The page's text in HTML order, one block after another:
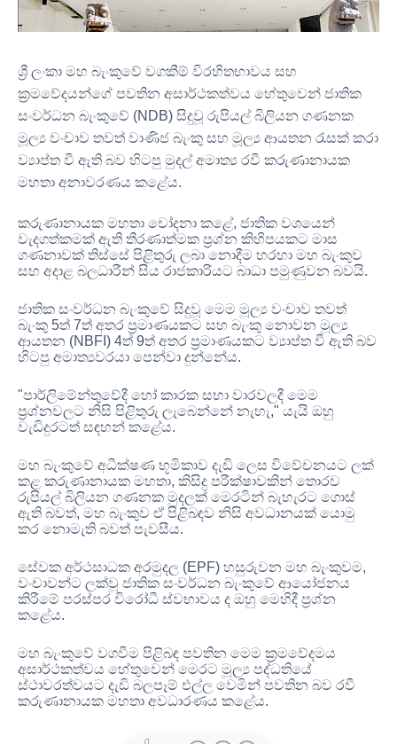
ශ්‍රී ලංකා මහ බැංකුවේ වගකීම් විරහිතභාවය සහ
ක්‍රමවේදයන්ගේ පවතින අසාර්ථකත්වය හේතුවෙන් ජාතික
සංවර්ධන බැංකුවේ (NDB) සිදුවූ රුපියල් බිලියන ගණනක
මූල්‍ය වංචාව තවත් වාණිජ බැංකු සහ මූල්‍ය ආයතන රැසක් කරා
ව්‍යාප්ත වී ඇති බව හිටපු මුදල් අමාත්‍ය රවී කරුණානායක
මහතා අනාවරණය කළේය.
කරුණානායක මහතා චෝදනා කළේ, ජාතික වශයෙන්
වැදගත්කමක් ඇති තීරණාත්මක ප්‍රශ්න කිහිපයකට මාස
ගණනාවක් තිස්සේ පිළිතුරු ලබා නොදීම හරහා මහ බැංකුව
සහ අදාළ බලධාරීන් සිය රාජකාරියට බාධා පමුණුවන බවයි.
ජාතික සංවර්ධන බැංකුවේ සිදුවූ මෙම මූල්‍ය වංචාව තවත්
බැංකු 5ත් 7ත් අතර ප්‍රමාණයකට සහ බැංකු නොවන මූල්‍ය
ආයතන (NBFI) 4ත් 9ත් අතර ප්‍රමාණයකට ව්‍යාප්ත වී ඇති බව
හිටපු අමාත්‍යවරයා පෙන්වා දුන්නේය.
"පාර්ලිමේන්තුවේදී හෝ කාරක සභා වාරවලදී මෙම
ප්‍රශ්නවලට නිසි පිළිතුරු ලැබෙන්නේ නැහැ," යැයි ඔහු
වැඩිදුරටත් සඳහන් කළේය.
මහ බැංකුවේ අධීක්ෂණ භූමිකාව දැඩි ලෙස විවේචනයට ලක්
කළ කරුණානායක මහතා, කිසිදු පරීක්ෂාවකින් තොරව
රුපියල් බිලියන ගණනක මුදලක් මෙරටින් බැහැරට ගොස්
ඇති බවත්, මහ බැංකුව ඒ පිළිබඳව නිසි අවධානයක් යොමු
කර නොමැති බවත් පැවසීය.
සේවක අර්ථසාධක අරමුදල (EPF) හසුරුවන මහ බැංකුවම,
වංචාවන්ට ලක්වූ ජාතික සංවර්ධන බැංකුවේ ආයෝජනය
කිරීමේ පරස්පර විරෝධී ස්වභාවය ද ඔහු මෙහිදී ප්‍රශ්න
කළේය.
මහ බැංකුවේ වගවීම පිළිබඳ පවතින මෙම ක්‍රමවේදමය
අසාර්ථකත්වය හේතුවෙන් මෙරට මූල්‍ය පද්ධතියේ
ස්ථාවරත්වයට දැඩි බලපෑම් එල්ල වෙමින් පවතින බව රවී
කරුණානායක මහතා අවධාරණය කළේය.